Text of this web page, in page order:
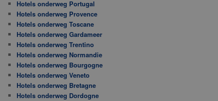
Hotels onderweg Portugal
Hotels onderweg Provence
Hotels onderweg Toscane
Hotels onderweg Gardameer
Hotels onderweg Trentino
Hotels onderweg Normandie
Hotels onderweg Bourgogne
Hotels onderweg Veneto
Hotels onderweg Bretagne
Hotels onderweg Dordogne